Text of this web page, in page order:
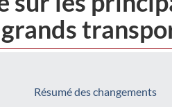
Résumé des changements